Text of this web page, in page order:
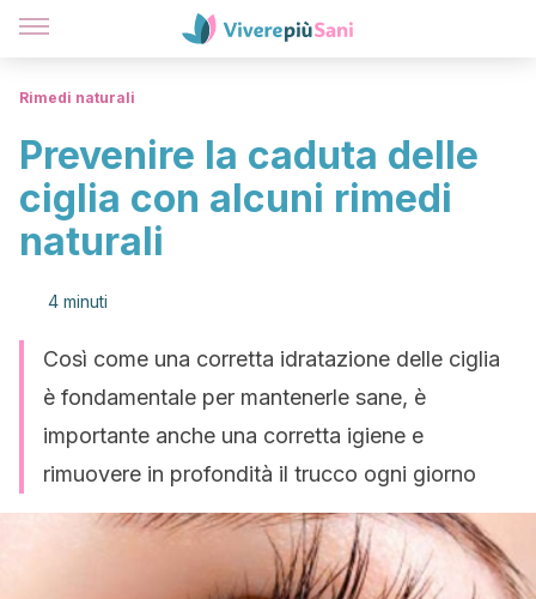
Rimedi naturali
Prevenire la caduta delle
ciglia con alcuni rimedi
naturali
4 minuti
Così come una corretta idratazione delle ciglia
è fondamentale per mantenerle sane, è
importante anche una corretta igiene e
rimuovere in profondità il trucco ogni giorno